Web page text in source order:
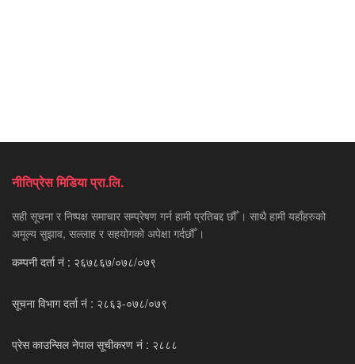
नीतिप्रेस मिडिया प्रा.लि.
सही सूचना र निष्पक्ष समाचार सम्प्रेषण गर्न हामी प्रतिबद्द छौँ । साथै हामी यहाँहरुको
अमूल्य सुझाव, सल्लाह र सहयोगको अपेक्षा गर्दछौँ ।
कम्पनी दर्ता नं : २६७८६७/०७८/०७९
सूचना विभाग दर्ता नं : २८६३-०७८/०७९
प्रेस काउन्सिल नेपाल सूचीकरण नं : २८८८